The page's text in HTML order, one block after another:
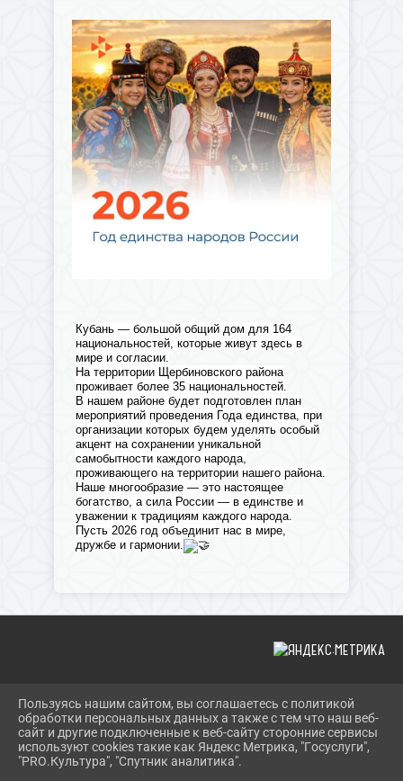
Кубань — большой общий дом для 164
национальностей, которые живут здесь в
мире и согласии.
На территории Щербиновского района
проживает более 35 национальностей.
В нашем районе будет подготовлен план
мероприятий проведения Года единства, при
организации которых будем уделять особый
акцент на сохранении уникальной
самобытности каждого народа,
проживающего на территории нашего района.
Наше многообразие — это настоящее
богатство, а сила России — в единстве и
уважении к традициям каждого народа.
Пусть 2026 год объединит нас в мире,
дружбе и гармонии.
2026 Г. SHERBOK.RU
ВХОД
КАРТА САЙТА
ПОЛИТИКА ОБРАБОТКИ ПЕРСОНАЛЬНЫХ ДАННЫХ
Пользуясь нашим сайтом, вы соглашаетесь с политикой
обработки персональных данных а также с тем что наш веб-
сайт и другие подключенные к веб-сайту сторонние сервисы
используют cookies такие как Яндекс Метрика, "Госуслуги",
"PRO.Культура", "Спутник аналитика".